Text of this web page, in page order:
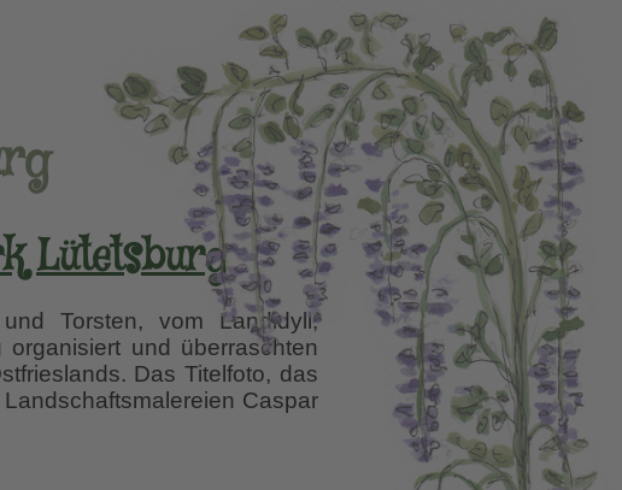
Lütetsburg
Torsten, vom Landidyll,
und überraschten
Das Titelfoto, das
Caspar